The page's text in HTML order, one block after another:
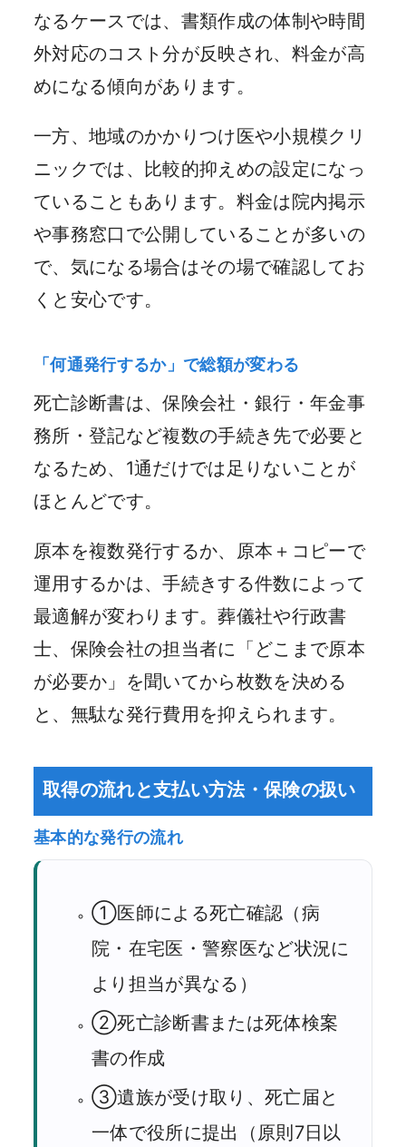
なるケースでは、書類作成の体制や時間
外対応のコスト分が反映され、料金が高
めになる傾向があります。
一方、地域のかかりつけ医や小規模クリ
ニックでは、比較的抑えめの設定になっ
ていることもあります。料金は院内掲示
や事務窓口で公開していることが多いの
で、気になる場合はその場で確認してお
くと安心です。
「何通発行するか」で総額が変わる
死亡診断書は、保険会社・銀行・年金事
務所・登記など複数の手続き先で必要と
なるため、1通だけでは足りないことが
ほとんどです。
原本を複数発行するか、原本＋コピーで
運用するかは、手続きする件数によって
最適解が変わります。葬儀社や行政書
士、保険会社の担当者に「どこまで原本
が必要か」を聞いてから枚数を決める
と、無駄な発行費用を抑えられます。
取得の流れと支払い方法・保険の扱い
基本的な発行の流れ
①医師による死亡確認（病
院・在宅医・警察医など状況に
より担当が異なる）
②死亡診断書または死体検案
書の作成
③遺族が受け取り、死亡届と
一体で役所に提出（原則7日以